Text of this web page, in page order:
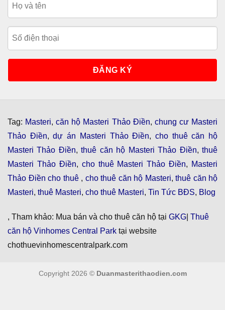
Tag: Masteri,căn hộ Masteri Thảo Điền, chung cư Masteri
Thảo Điền,dự án Masteri Thảo Điền, cho thuê căn hộ
Masteri Thảo Điền,thuê căn hộ Masteri Thảo Điền,thuê
Masteri Thảo Điền, cho thuê Masteri Thảo Điền, Masteri
Thảo Điền cho thuê , cho thuê căn hộ Masteri, thuê căn hộ
Masteri, thuê Masteri, cho thuê Masteri, Tin Tức BĐS, Blog
, Tham khảo: Mua bán và cho thuê căn hộ tại GKG Thuê
căn hộ Vinhomes Central Park tại website
chothuevinhomescentralpark.com
Copyright 2026 © Duanmasterithaodien.com